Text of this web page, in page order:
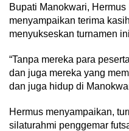
Bupati Manokwari,
menyampaikan terima
menyukseskan turnamen
“Tanpa mereka para
dan juga mereka yang
dan juga hidup di
Hermus menyampaikan,
silaturahmi penggemar